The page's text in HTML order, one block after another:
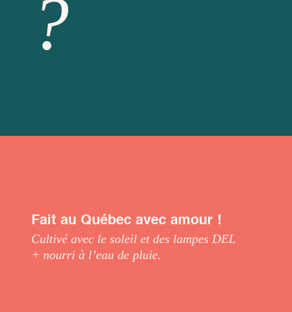
?
Fait au Québec avec amour !
Cultivé avec le soleil et des lampes DEL
+ nourri à l’eau de pluie.